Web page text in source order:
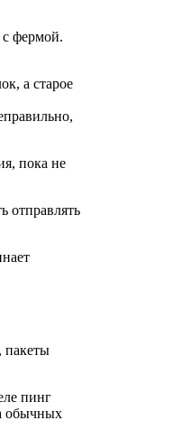
фермой.
а старое
пока не
отправлять
пакеты
пинг
обычных